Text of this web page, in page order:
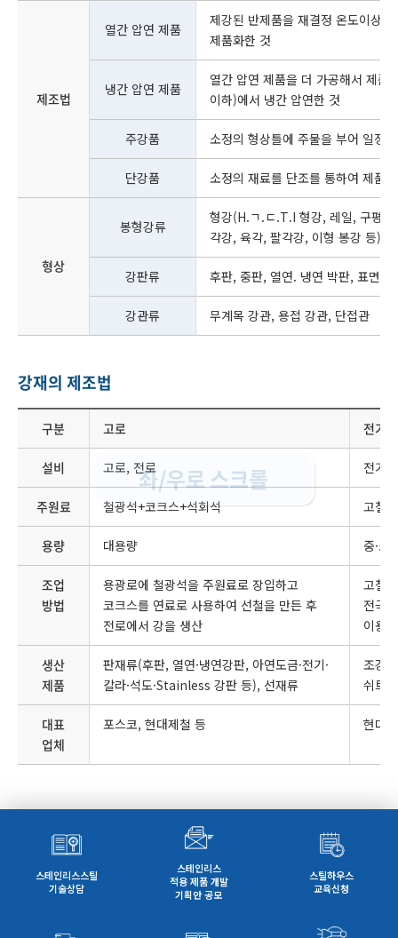
제조법
열간 압연 제품
제강된 반제품을 재결정 온도이상
제품화한 것
냉간 압연 제품
열간 압연 제품을 더 가공해서 제
이하)에서 냉간 압연한 것
주강품 소정의 형상틀에 주물을 부어 일정
단강품 소정의 재료를 단조를 통하여 제품
형상
봉형강류
형강(H.ㄱ.ㄷ.T.I 형강, 레일, 구평
각강, 육각, 팔각강, 이형 봉강 등),
강판류 후판, 중판, 열연. 냉연 박판, 표면
강관류 무계목 강관, 용접 강관, 단접관
강재의 제조법
좌/우로 스크롤
구분 고로 전기로
설비 고로, 전로 전기
주원료 철광석+코크스+석회석 고철
용량 대용량 중·소
조업
방법
용광로에 철광석을 주원료로 장입하고
코크스를 연료로 사용하여 선철을 만든 후
전로에서 강을 생산
고철
전극
이용
생산
제품
판재류(후판, 열연·냉연강판, 아연도금·전기·
칼라·석도·Stainless 강판 등), 선재류
조강
쉬트
대표
업체
포스코, 현대제철 등 현대
스테인리스스틸
기술상담
스테인리스
적용 제품 개발
기획안 공모
스틸하우스
교육신청